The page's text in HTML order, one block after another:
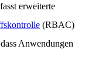
erweiterte
(RBAC)
Anwendungen